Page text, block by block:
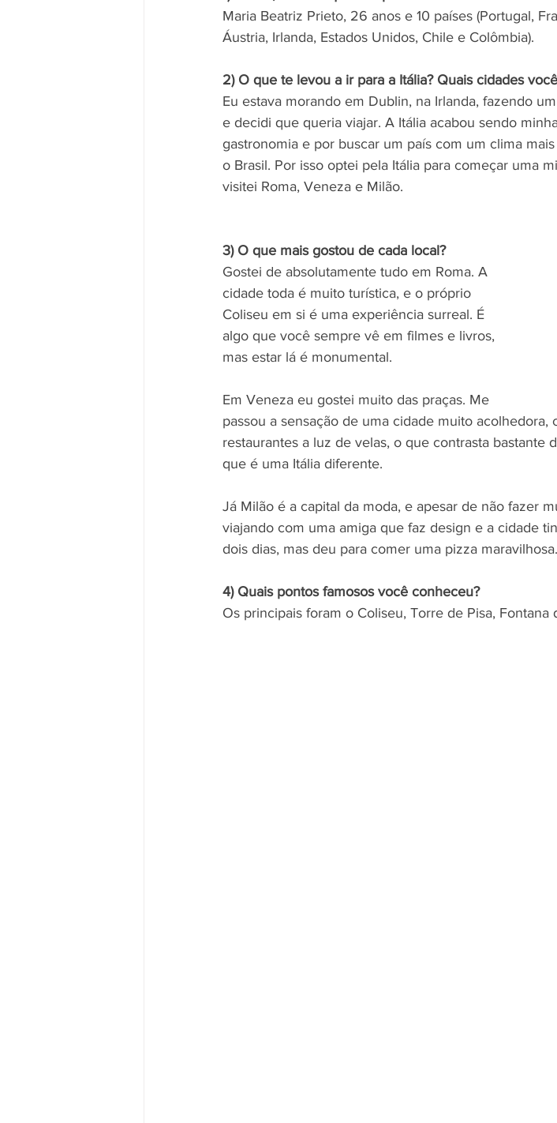
Maria Beatriz Prieto, 26 anos e 10 países (Portugal,
Áustria, Irlanda, Estados Unidos, Chile e Colômbia).
2) O que te levou a ir para a Itália? Quais cidades
Eu estava morando em Dublin, na Irlanda, fazendo
e decidi que queria viajar. A Itália acabou sendo
gastronomia e por buscar um país com um clima
o Brasil. Por isso optei pela Itália para começar uma
visitei Roma, Veneza e Milão.
3) O que mais gostou de cada local?
Gostei de absolutamente tudo em Roma. A
cidade toda é muito turística, e o próprio
Coliseu em si é uma experiência surreal. É
algo que você sempre vê em filmes e livros,
mas estar lá é monumental.
Em Veneza eu gostei muito das praças. Me
passou a sensação de uma cidade muito acolhedora,
restaurantes a luz de velas, o que contrasta bastante
que é uma Itália diferente.
Já Milão é a capital da moda, e apesar de não fazer
viajando com uma amiga que faz design e a cidade
dois dias, mas deu para comer uma pizza maravilhosa.
4) Quais pontos famosos você conheceu?
Os principais foram o Coliseu, Torre de Pisa, Fontana